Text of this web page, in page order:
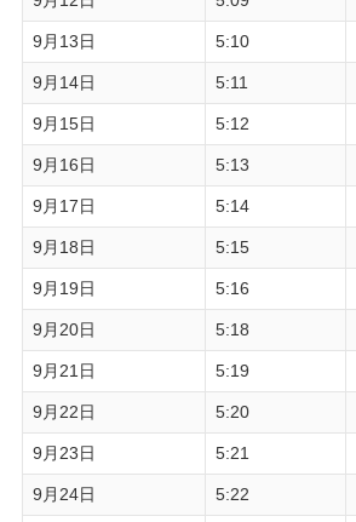
9月13日 5:10
9月14日 5:11
9月15日 5:12
9月16日 5:13
9月17日 5:14
9月18日 5:15
9月19日 5:16
9月20日 5:18
9月21日 5:19
9月22日 5:20
9月23日 5:21
9月24日 5:22